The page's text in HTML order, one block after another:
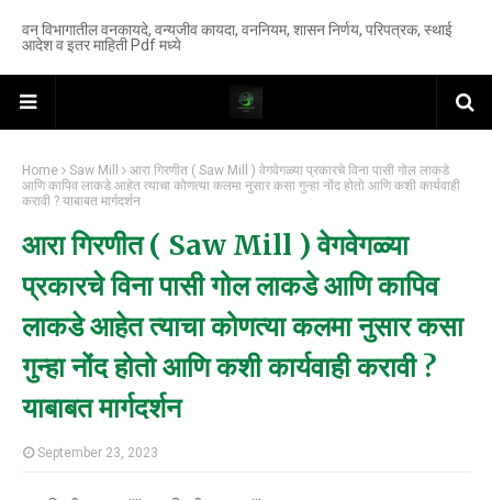
वन विभागातील वनकायदे, वन्यजीव कायदा, वननियम, शासन निर्णय, परिपत्रक, स्थाई
आदेश व इतर माहिती Pdf मध्ये
Home Saw Mill
आरा गिरणीत ( Saw Mill ) वेगवेगळ्या प्रकारचे विना पासी गोल लाकडे
आणि कापिव लाकडे आहेत त्याचा कोणत्या कलमा नुसार कसा गुन्हा नोंद होतो आणि कशी कार्यवाही
करावी ? याबाबत मार्गदर्शन
आरा गिरणीत ( Saw Mill ) वेगवेगळ्या
प्रकारचे विना पासी गोल लाकडे आणि कापिव
लाकडे आहेत त्याचा कोणत्या कलमा नुसार कसा
गुन्हा नोंद होतो आणि कशी कार्यवाही करावी ?
याबाबत मार्गदर्शन
September 23, 2023